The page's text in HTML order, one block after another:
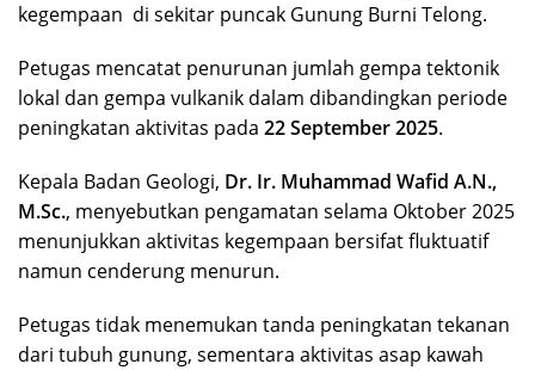
kegempaan di sekitar puncak Gunung Burni Telong.
Petugas mencatat penurunan jumlah gempa tektonik
lokal dan gempa vulkanik dalam dibandingkan periode
peningkatan aktivitas pada 22 September 2025.
Kepala Badan Geologi, Dr. Ir. Muhammad Wafid A.N.,
M.Sc., menyebutkan pengamatan selama Oktober 2025
menunjukkan aktivitas kegempaan bersifat fluktuatif
namun cenderung menurun.
Petugas tidak menemukan tanda peningkatan tekanan
dari tubuh gunung, sementara aktivitas asap kawah